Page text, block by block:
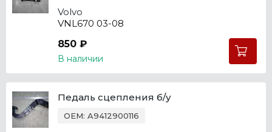
Volvo
VNL670 03-08
850 ₽
В наличии
Педаль сцепления б/у
OEM: A9412900116